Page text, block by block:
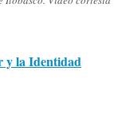
y la Identidad